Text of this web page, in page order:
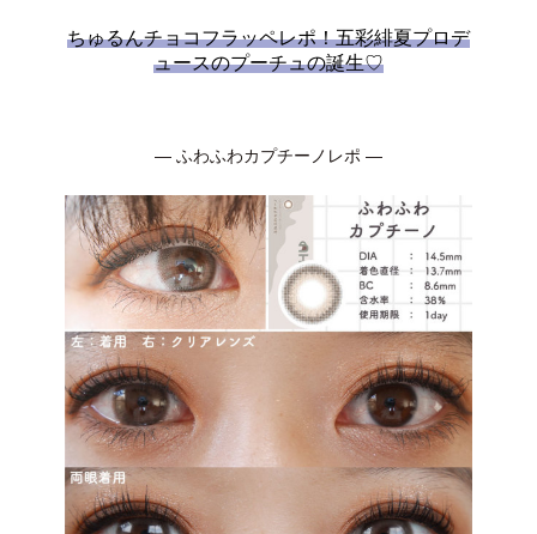
ちゅるんチョコフラッペレポ！五彩緋夏プロデ
ュースのプーチュの誕生♡
― ふわふわカプチーノレポ ―